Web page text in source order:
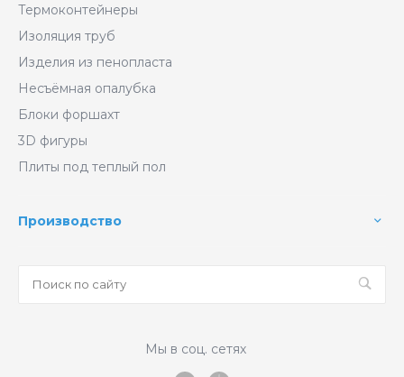
Термоконтейнеры
Изоляция труб
Изделия из пенопласта
Несъёмная опалубка
Блоки форшахт
3D фигуры
Плиты под теплый пол
Производство
Мы в соц. сетях